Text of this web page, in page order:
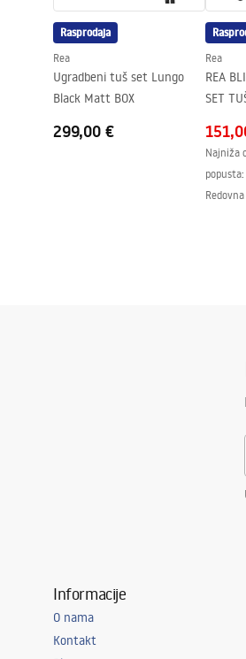
Premaz Easy Clean
Rasprodaja
Rea
Ugradbeni tuš set Lungo
Black Matt BOX
299,00 €
Rea
REA
SET
Najniža
popusta:
Informacije
O nama
Kontakt